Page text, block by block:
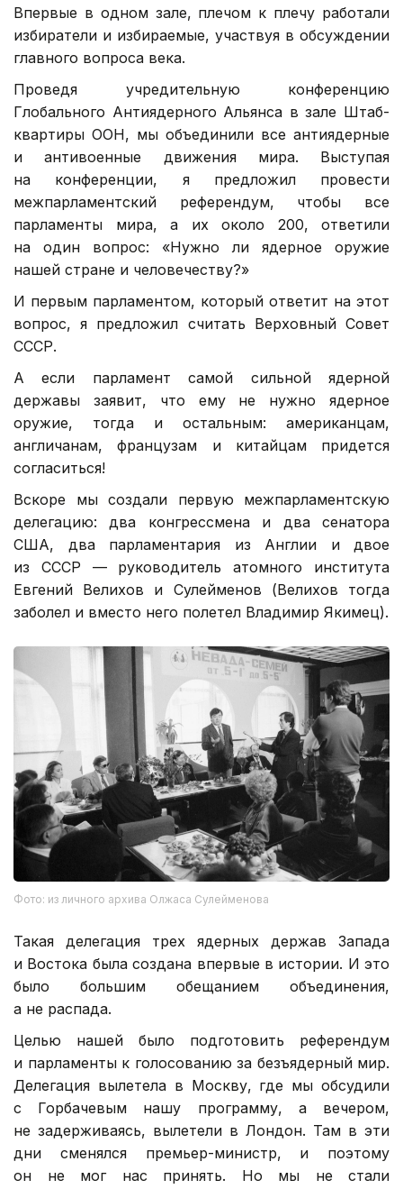
Впервые в одном зале, плечом к плечу работали
избиратели и избираемые, участвуя в обсуждении
главного вопроса века.
Проведя учредительную конференцию
Глобального Антиядерного Альянса в зале Штаб-
квартиры ООН, мы объединили все антиядерные
и антивоенные движения мира. Выступая
на конференции, я предложил провести
межпарламентский референдум, чтобы все
парламенты мира, а их около 200, ответили
на один вопрос: «Нужно ли ядерное оружие
нашей стране и человечеству?»
И первым парламентом, который ответит на этот
вопрос, я предложил считать Верховный Совет
СССР.
А если парламент самой сильной ядерной
державы заявит, что ему не нужно ядерное
оружие, тогда и остальным: американцам,
англичанам, французам и китайцам придется
согласиться!
Вскоре мы создали первую межпарламентскую
делегацию: два конгрессмена и два сенатора
США, два парламентария из Англии и двое
из СССР — руководитель атомного института
Евгений Велихов и Сулейменов (Велихов тогда
заболел и вместо него полетел Владимир Якимец).
Фото: из личного архива Олжаса Сулейменова
Такая делегация трех ядерных держав Запада
и Востока была создана впервые в истории. И это
было большим обещанием объединения,
а не распада.
Целью нашей было подготовить референдум
и парламенты к голосованию за безъядерный мир.
Делегация вылетела в Москву, где мы обсудили
с Горбачевым нашу программу, а вечером,
не задерживаясь, вылетели в Лондон. Там в эти
дни сменялся премьер-министр, и поэтому
он не мог нас принять. Но мы не стали